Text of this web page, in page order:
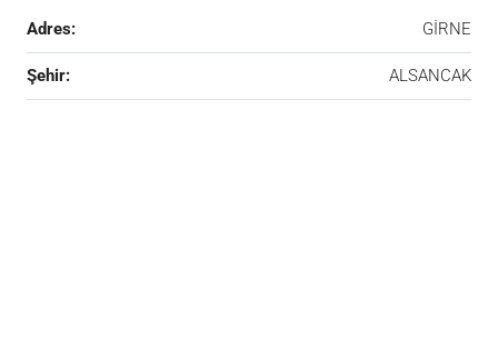
Adres: GİRNE
Şehir: ALSANCAK